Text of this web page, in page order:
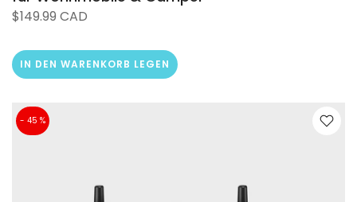
$149.99 CAD
IN DEN WARENKORB LEGEN
- 45 %